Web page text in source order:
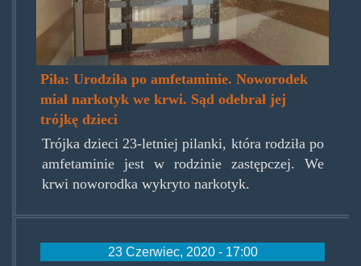
Piła: Urodziła po amfetaminie. Noworodek
miał narkotyk we krwi. Sąd odebrał jej
trójkę dzieci
Trójka dzieci 23-letniej pilanki, która rodziła po
amfetaminie jest w rodzinie zastępczej. We
krwi noworodka wykryto narkotyk.
23 Czerwiec, 2020 - 17:00